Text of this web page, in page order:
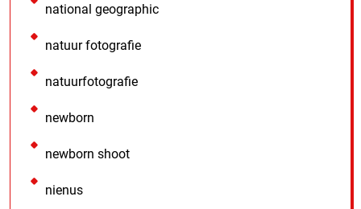
national geographic
natuur fotografie
natuurfotografie
newborn
newborn shoot
nienus